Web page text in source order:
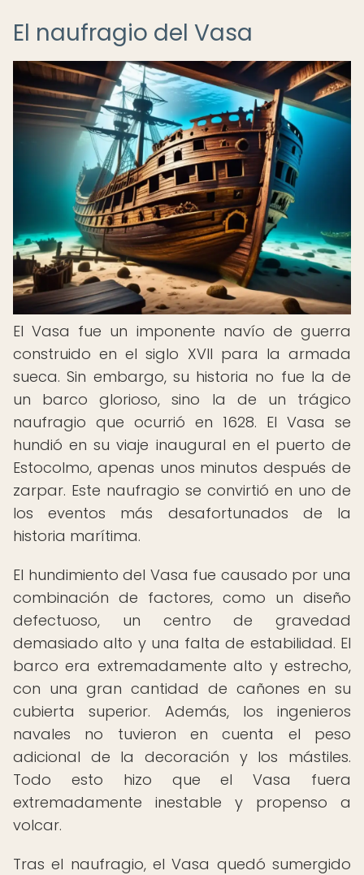
El naufragio del Vasa
El Vasa fue un imponente navío de guerra
construido en el siglo XVII para la armada
sueca. Sin embargo, su historia no fue la de
un barco glorioso, sino la de un trágico
naufragio que ocurrió en 1628. El Vasa se
hundió en su viaje inaugural en el puerto de
Estocolmo, apenas unos minutos después de
zarpar. Este naufragio se convirtió en uno de
los eventos más desafortunados de la
historia marítima.
El hundimiento del Vasa fue causado por una
combinación de factores, como un diseño
defectuoso, un centro de gravedad
demasiado alto y una falta de estabilidad. El
barco era extremadamente alto y estrecho,
con una gran cantidad de cañones en su
cubierta superior. Además, los ingenieros
navales no tuvieron en cuenta el peso
adicional de la decoración y los mástiles.
Todo esto hizo que el Vasa fuera
extremadamente inestable y propenso a
volcar.
Tras el naufragio, el Vasa quedó sumergido